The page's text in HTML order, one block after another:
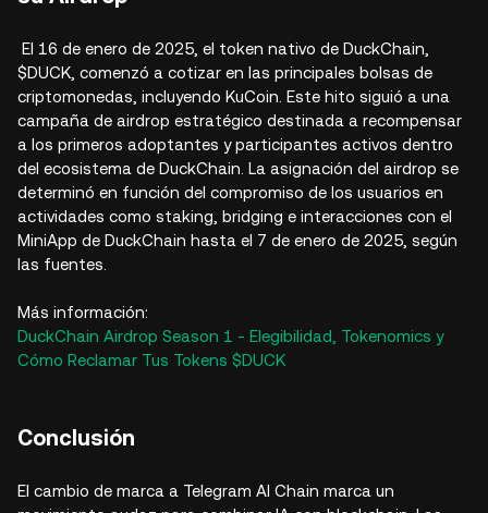
El 16 de enero de 2025, el token nativo de DuckChain,
$DUCK, comenzó a cotizar en las principales bolsas de
criptomonedas, incluyendo KuCoin. Este hito siguió a una
campaña de airdrop estratégico destinada a recompensar
a los primeros adoptantes y participantes activos dentro
del ecosistema de DuckChain. La asignación del airdrop se
determinó en función del compromiso de los usuarios en
actividades como staking, bridging e interacciones con el
MiniApp de DuckChain hasta el 7 de enero de 2025, según
las fuentes.
Más información:
DuckChain Airdrop Season 1 - Elegibilidad, Tokenomics y
Cómo Reclamar Tus Tokens $DUCK
Conclusión
El cambio de marca a Telegram AI Chain marca un